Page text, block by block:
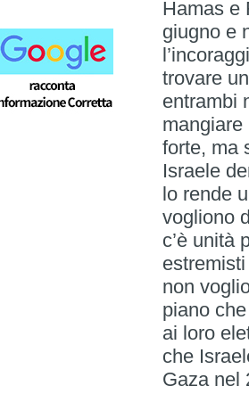
Hamas e
giugno e
trovare
entrambi
mangiare
forte, ma
Israele
lo rende
vogliono
c’è unità
non
piano
ai loro
che
Gaza nel